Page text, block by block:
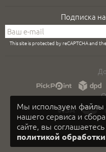
Мы используем файлы
нашего сервиса и
сайте, вы
политикой
Подписка
This site is protected by reCAPTCHA and